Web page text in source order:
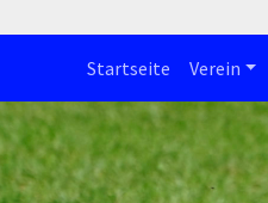
Startseite Verein